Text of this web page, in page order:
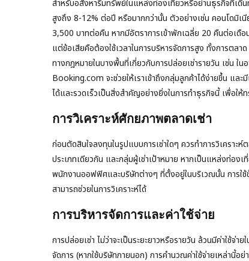
สำหรับอสังหาริมทรัพย์ในแหล่งท่องเที่ยวหรือย่านธุรกิจที่เดิ
สูงถึง 8-12% ต่อปี หรือมากกว่านั้น ตัวอย่างเช่น คอนโดมิเนี
3,500 บาทต่อคืน หากมีอัตราการเข้าพักเฉลี่ย 20 คืนต่อเดือ
แต่ข้อเสียคือต้องใช้เวลาในการบริหารจัดการสูง ทั้งการตล
ทางกฎหมายในบางพื้นที่เกี่ยวกับการปล่อยเช่ารายวัน เช่น
Booking.com จะช่วยให้เราเข้าถึงกลุ่มลูกค้าได้ง่ายขึ้น และ
ได้และรวดเร็วเป็นสิ่งสำคัญอย่างยิ่งในการทำธุรกิจนี้ เพื่อใ
การวิเคราะห์ศักยภาพตลาดเช่า
ก่อนตัดสินใจลงทุนในรูปแบบการเช่าใดๆ ควรทำการวิเคราะ
ประเภทเดียวกัน และกลุ่มผู้เช่าเป้าหมาย หากเป็นแหล่งท่อง
พนักงานออฟฟิศและบริษัทต่างๆ ที่ตั้งอยู่ในบริเวณนั้น การ
สามารถช่วยในการวิเคราะห์ได้
การบริหารจัดการและค่าใช้จ่าย
การปล่อยเช่า ไม่ว่าจะเป็นระยะยาวหรือรายวัน ล้วนมีค่าใช้จ่
จัดการ (หากใช้บริษัทภายนอก) การคำนวณค่าใช้จ่ายเหล่านี้อ